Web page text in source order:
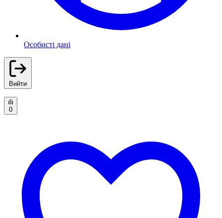
Особисті дані
Вийти
0